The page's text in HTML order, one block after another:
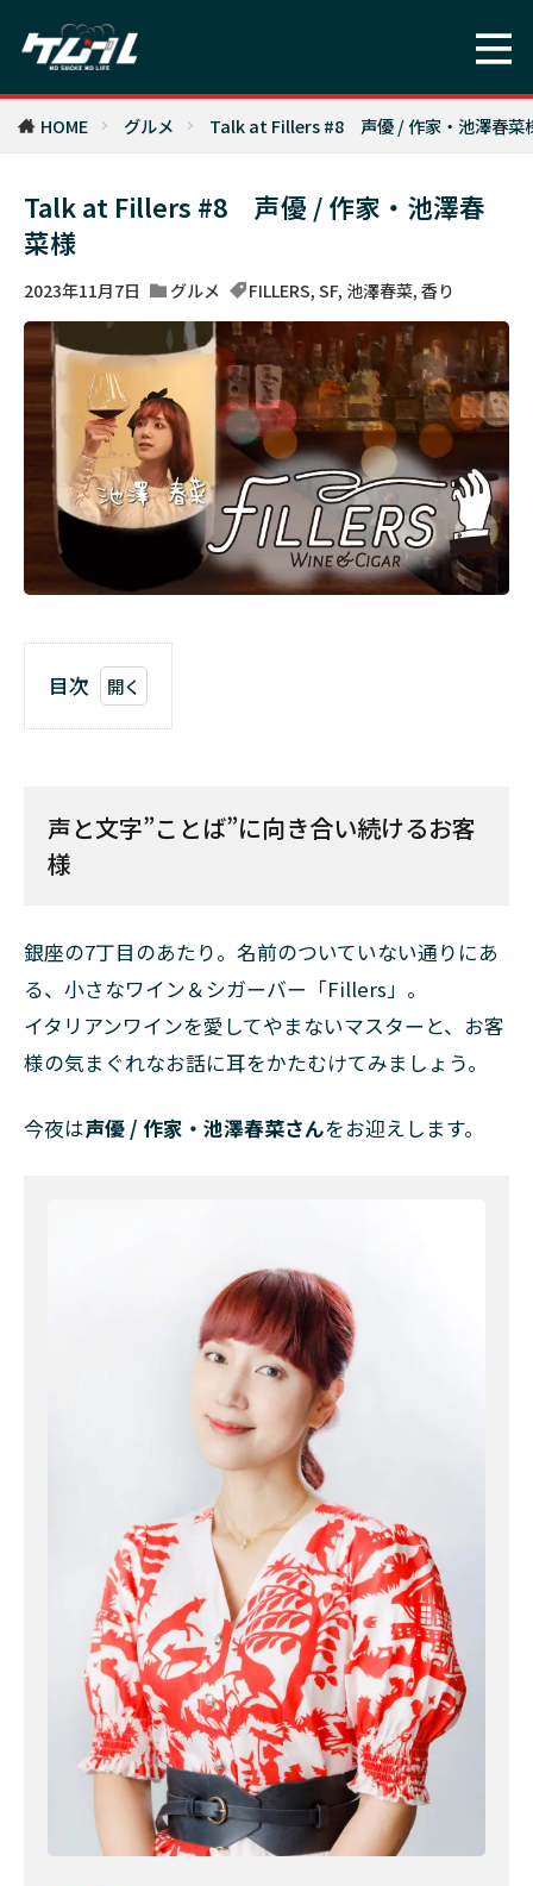
HOME グルメ Talk at Fillers #8 声優 / 作家・池澤春菜
Talk at Fillers #8 声優 / 作家・池澤春
菜様
2023年11月7日 グルメ FILLERS, SF, 池澤春菜, 香り
目次
ば”に
向き
合い
客様
2
飲め
人の
入
門？
く”香
奇
声と文字――”ことば”に向き合い続けるお客
様
銀座の7丁目のあたり。名前のついていない通りにあ
る、小さなワイン＆シガーバー「Fillers」。
イタリアンワインを愛してやまないマスターと、お客
様の気まぐれなお話に耳をかたむけてみましょう。
今夜は声優 / 作家・池澤春菜さんをお迎えします。